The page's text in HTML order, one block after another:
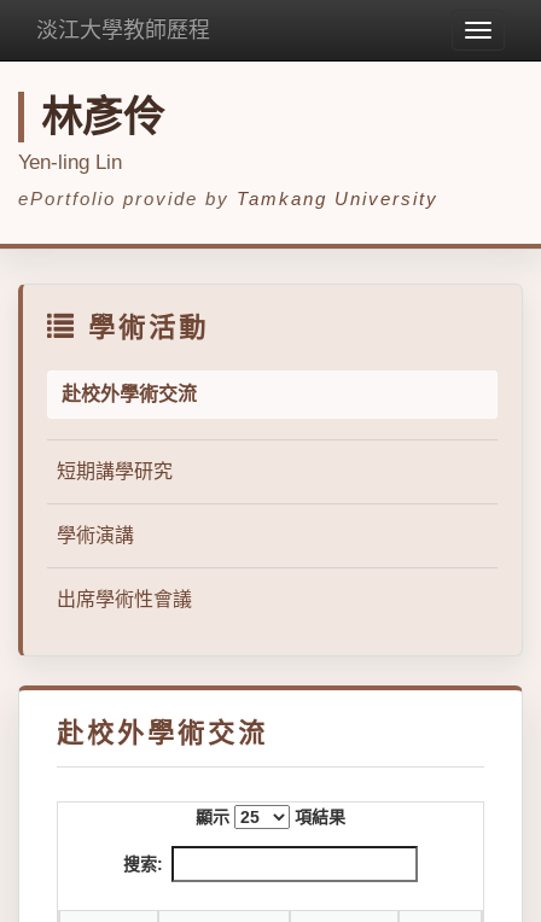
Toggle
淡江大學教師歷程
林彥伶
Yen-ling Lin
ePortfolio provide by Tamkang University
學術活動
赴校外學術交流
短期講學研究
學術演講
出席學術性會議
赴校外學術交流
顯示 項結果
搜索: